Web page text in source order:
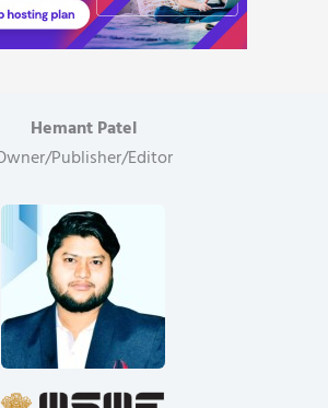
Hemant Patel
Publisher/Editor